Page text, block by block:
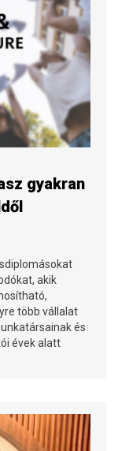
gyakran
akik
több vállalat
és
évek alatt